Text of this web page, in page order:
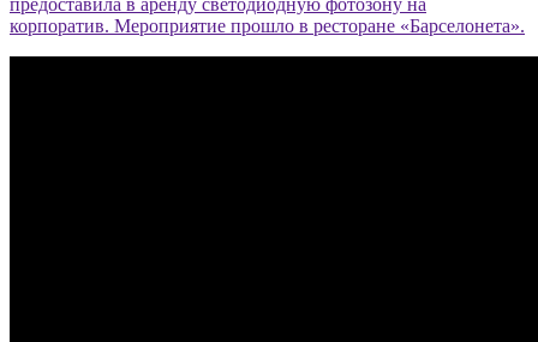
корпоратив. Мероприятие прошло в ресторане «Барселонета».